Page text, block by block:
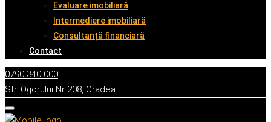
Evaluare imobiliară
Intermediere imobiliară
Consultanță financiară
Contact
0790 340 000
Str. Ogorului Nr 208, Oradea